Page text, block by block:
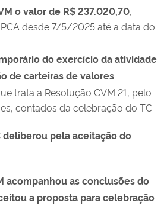
o valor de R$ 237.020,70,
desde 7/5/2025 até a data do
do exercício da atividade
de carteiras de valores
trata a Resolução CVM 21, pelo
contados da celebração do TC.
deliberou pela aceitação do
acompanhou as conclusões do
a proposta para celebração